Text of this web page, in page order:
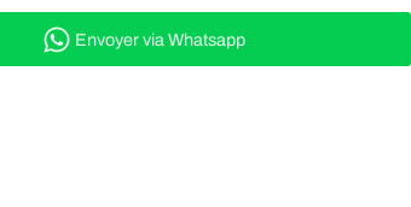
Envoyervia Whatsapp